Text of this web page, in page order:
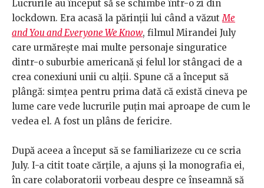
Lucrurile au început să se schimbe într-o zi din
lockdown. Era acasă la părinții lui când a văzut Me
and You and Everyone We Know, filmul Mirandei July
care urmărește mai multe personaje singuratice
dintr-o suburbie americană și felul lor stângaci de a
crea conexiuni unii cu alții. Spune că a început să
plângă: simțea pentru prima dată că există cineva pe
lume care vede lucrurile puțin mai aproape de cum le
vedea el. A fost un plâns de fericire.
După aceea a început să se familiarizeze cu ce scria
July. I-a citit toate cărțile, a ajuns și la monografia ei,
în care colaboratorii vorbeau despre ce înseamnă să